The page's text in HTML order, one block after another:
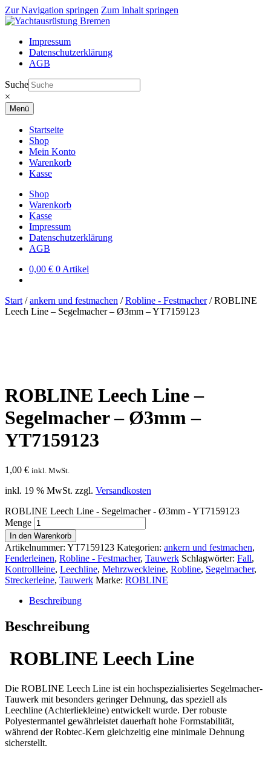
Zur Navigation springen Zum Inhalt springen
Impressum
Datenschutzerklärung
AGB
Suche
×
Menü
Startseite
Shop
Mein Konto
Warenkorb
Kasse
Shop
Warenkorb
Kasse
Impressum
Datenschutzerklärung
AGB
0,00 € 0 Artikel
Start /ankern und festmachen /Robline - Festmacher/ROBLINE
Leech Line – Segelmacher – Ø3mm – YT7159123
ROBLINE Leech Line –
Segelmacher – Ø3mm –
YT7159123
1,00 € inkl. MwSt.
inkl. 19 % MwSt. zzgl. Versandkosten
ROBLINE Leech Line - Segelmacher - Ø3mm - YT7159123
Menge
In den Warenkorb
Artikelnummer: YT7159123 Kategorien: ankern und festmachen,
Fenderleinen, Robline - Festmacher, Tauwerk Schlagwörter: Fall,
Kontrollleine, Leechline, Mehrzweckleine, Robline, Segelmacher,
Streckerleine, Tauwerk Marke: ROBLINE
Beschreibung
Beschreibung
ROBLINE Leech Line
Die ROBLINE Leech Line ist ein hochspezialisiertes Segelmacher-
Tauwerk mit besonders geringer Dehnung, das speziell als
Leechline (Achterliekleine) entwickelt wurde. Der robuste
Polyestermantel gewährleistet dauerhaft hohe Formstabilität,
während derRobtec-Kern gleichzeitig eine minimale Dehnung
sicherstellt.